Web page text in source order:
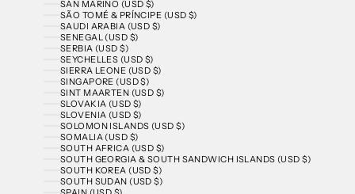
SAN MARINO (USD $)
SÃO TOMÉ & PRÍNCIPE (USD $)
SAUDI ARABIA (USD $)
SENEGAL (USD $)
SERBIA (USD $)
SEYCHELLES (USD $)
SIERRA LEONE (USD $)
SINGAPORE (USD $)
SINT MAARTEN (USD $)
SLOVAKIA (USD $)
SLOVENIA (USD $)
SOLOMON ISLANDS (USD $)
SOMALIA (USD $)
SOUTH AFRICA (USD $)
SOUTH GEORGIA & SOUTH SANDWICH ISLANDS (USD $)
SOUTH KOREA (USD $)
SOUTH SUDAN (USD $)